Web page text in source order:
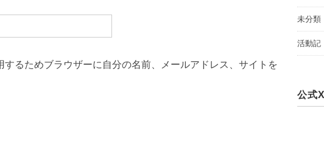
するためブラウザーに自分の名前、メールアドレス、サイトを
未分類
活動記
公式X